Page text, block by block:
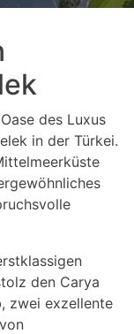
des Luxus
in der Türkei.
den Carya
zwei exzellente